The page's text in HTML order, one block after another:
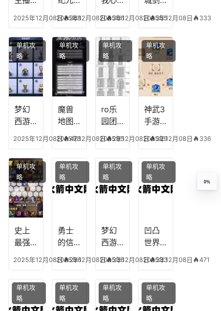
合平
搭
配，
王者
最强
的主
播
2025年12月08日 368
搭
配，
王国
纪元
最强
2025年12月08日 366
宫攻
略，
君心
我心
剧情
文本
2025年12月08日 355
能加
点
图，
地下
城剑
神用
什么
装备
2025年12月08日 333
梦幻
西游
凡，
梦幻
十二
生肖
2025年12月08日 478
单机攻
略
魔兽
地图
任务
攻
略，
魔兽
世界
2025年12月08日 295
单机攻
略
ro乐
园团
附
魔，
乐园
团装
备任
2025年12月08日 329
单机攻
略
神武3
手游
辅助
技能
加
点，
神武
龙宫
怎么
2025年12月08日 336
单机攻
略
史上
最强
容搭
配，
最强
2025年12月08日 296
单机攻
略
勇士
的信
物技
能，
勇士
的信
2025年12月08日 336
单机攻
略
梦幻
西游
炼丹
炉攻
略，
梦幻
2025年12月08日 333
单机攻
略
凹凸
世界
全部
阵容
搭
配，
2025年12月08日 471
单机攻
略
单机攻
略
单机攻
略
单机攻
略
单机攻
略
0%